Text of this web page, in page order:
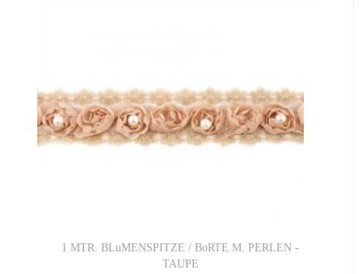
1 MTR. BLuMENSPITZE / BoRTE M. PERLEN -
TAUPE